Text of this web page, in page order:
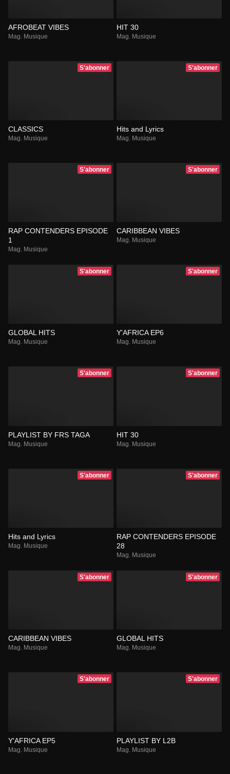
AFROBEAT VIBES
Mag. Musique
HIT 30
Mag. Musique
S'abonner
CLASSICS
Mag. Musique
S'abonner
Hits and Lyrics
Mag. Musique
S'abonner
RAP CONTENDERS EPISODE
1
Mag. Musique
S'abonner
CARIBBEAN VIBES
Mag. Musique
S'abonner
GLOBAL HITS
Mag. Musique
S'abonner
Y'AFRICA EP6
Mag. Musique
S'abonner
PLAYLIST BY FRS TAGA
Mag. Musique
S'abonner
HIT 30
Mag. Musique
S'abonner
Hits and Lyrics
Mag. Musique
S'abonner
RAP CONTENDERS EPISODE
28
Mag. Musique
S'abonner
CARIBBEAN VIBES
Mag. Musique
S'abonner
GLOBAL HITS
Mag. Musique
S'abonner
Y'AFRICA EP5
Mag. Musique
S'abonner
PLAYLIST BY L2B
Mag. Musique